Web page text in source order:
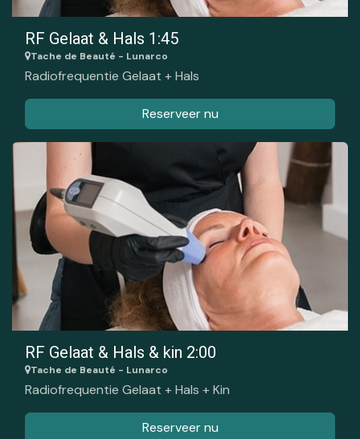
RF Gelaat & Hals 1:45
Tache de Beauté - Lunarco
Radiofrequentie Gelaat + Hals
Reserveer nu
RF Gelaat & Hals & kin 2:00
Tache de Beauté - Lunarco
Radiofrequentie Gelaat + Hals + Kin
Reserveer nu